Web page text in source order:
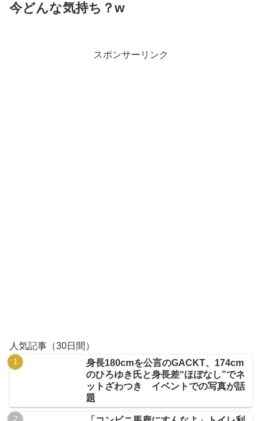
今どんな気持ち？w
スポンサーリンク
人気記事（30日間）
身長180cmを公言のGACKT、174cm
のひろゆき氏と身長差“ほぼなし”でネ
ットざわつき イベントでの写真が話
題